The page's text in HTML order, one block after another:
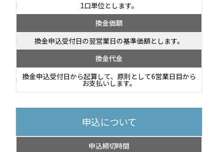
1口単位とします。
換金価額
換金申込受付日の翌営業日の基準価額とします。
換金代金
換金申込受付日から起算して、原則として6営業日目から
お支払いします。
申込について
申込締切時間